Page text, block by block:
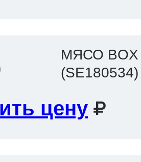
МЯСО BOX
(SE180534)
цену